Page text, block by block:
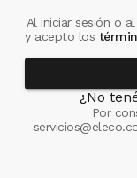
Al iniciar sesión o
y acepto los
¿No
Por